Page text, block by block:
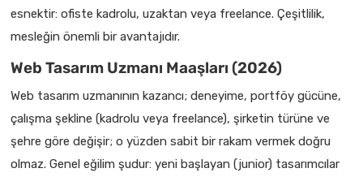
esnektir: ofiste kadrolu, uzaktan veya freelance. Çeşitlilik,
mesleğin önemli bir avantajıdır.
Web Tasarım Uzmanı Maaşları (2026)
Web tasarım uzmanının kazancı; deneyime, portföy gücüne,
çalışma şekline (kadrolu veya freelance), şirketin türüne ve
şehre göre değişir; o yüzden sabit bir rakam vermek doğru
olmaz. Genel eğilim şudur: yeni başlayan (junior) tasarımcılar